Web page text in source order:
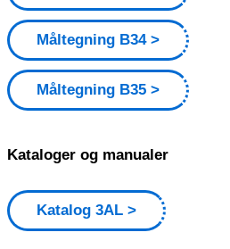
Måltegning B34
Måltegning B35
Kataloger og manualer
Katalog 3AL